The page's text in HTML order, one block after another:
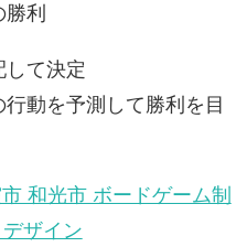
利
て決定
動を予測して勝利を目
和光市 ボードゲーム制
ザイン